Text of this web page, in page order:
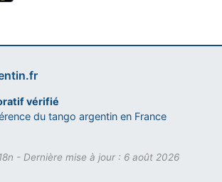
vérifié
du tango argentin en France
- Dernière mise à jour : 6 août 2026